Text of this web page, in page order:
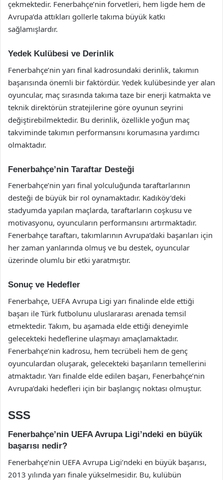
çekmektedir. Fenerbahçe’nin forvetleri, hem ligde hem de
Avrupa’da attıkları gollerle takıma büyük katkı
sağlamışlardır.
Yedek Kulübesi ve Derinlik
Fenerbahçe’nin yarı final kadrosundaki derinlik, takımın
başarısında önemli bir faktördür. Yedek kulübesinde yer alan
oyuncular, maç sırasında takıma taze bir enerji katmakta ve
teknik direktörün stratejilerine göre oyunun seyrini
değiştirebilmektedir. Bu derinlik, özellikle yoğun maç
takviminde takımın performansını korumasına yardımcı
olmaktadır.
Fenerbahçe’nin Taraftar Desteği
Fenerbahçe’nin yarı final yolculuğunda taraftarlarının
desteği de büyük bir rol oynamaktadır. Kadıköy’deki
stadyumda yapılan maçlarda, taraftarların coşkusu ve
motivasyonu, oyuncuların performansını artırmaktadır.
Fenerbahçe taraftarı, takımlarının Avrupa’daki başarıları için
her zaman yanlarında olmuş ve bu destek, oyuncular
üzerinde olumlu bir etki yaratmıştır.
Sonuç ve Hedefler
Fenerbahçe, UEFA Avrupa Ligi yarı finalinde elde ettiği
başarı ile Türk futbolunu uluslararası arenada temsil
etmektedir. Takım, bu aşamada elde ettiği deneyimle
gelecekteki hedeflerine ulaşmayı amaçlamaktadır.
Fenerbahçe’nin kadrosu, hem tecrübeli hem de genç
oyunculardan oluşarak, gelecekteki başarıların temellerini
atmaktadır. Yarı finalde elde edilen başarı, Fenerbahçe’nin
Avrupa’daki hedefleri için bir başlangıç noktası olmuştur.
SSS
Fenerbahçe’nin UEFA Avrupa Ligi’ndeki en büyük
başarısı nedir?
Fenerbahçe’nin UEFA Avrupa Ligi’ndeki en büyük başarısı,
2013 yılında yarı finale yükselmesidir. Bu, kulübün